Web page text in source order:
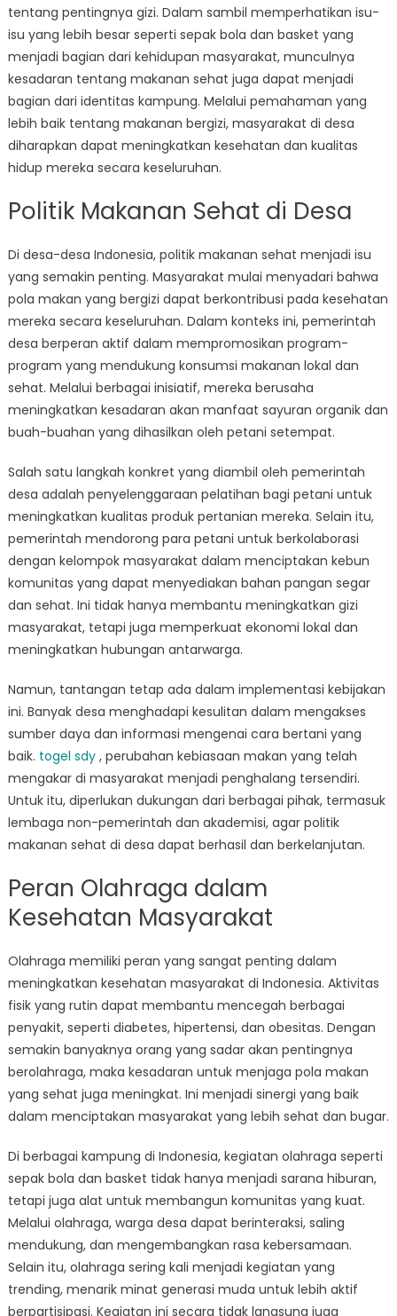
tentang pentingnya gizi. Dalam sambil memperhatikan isu-
isu yang lebih besar seperti sepak bola dan basket yang
menjadi bagian dari kehidupan masyarakat, munculnya
kesadaran tentang makanan sehat juga dapat menjadi
bagian dari identitas kampung. Melalui pemahaman yang
lebih baik tentang makanan bergizi, masyarakat di desa
diharapkan dapat meningkatkan kesehatan dan kualitas
hidup mereka secara keseluruhan.
Politik Makanan Sehat di Desa
Di desa-desa Indonesia, politik makanan sehat menjadi isu
yang semakin penting. Masyarakat mulai menyadari bahwa
pola makan yang bergizi dapat berkontribusi pada kesehatan
mereka secara keseluruhan. Dalam konteks ini, pemerintah
desa berperan aktif dalam mempromosikan program-
program yang mendukung konsumsi makanan lokal dan
sehat. Melalui berbagai inisiatif, mereka berusaha
meningkatkan kesadaran akan manfaat sayuran organik dan
buah-buahan yang dihasilkan oleh petani setempat.
Salah satu langkah konkret yang diambil oleh pemerintah
desa adalah penyelenggaraan pelatihan bagi petani untuk
meningkatkan kualitas produk pertanian mereka. Selain itu,
pemerintah mendorong para petani untuk berkolaborasi
dengan kelompok masyarakat dalam menciptakan kebun
komunitas yang dapat menyediakan bahan pangan segar
dan sehat. Ini tidak hanya membantu meningkatkan gizi
masyarakat, tetapi juga memperkuat ekonomi lokal dan
meningkatkan hubungan antarwarga.
Namun, tantangan tetap ada dalam implementasi kebijakan
ini. Banyak desa menghadapi kesulitan dalam mengakses
sumber daya dan informasi mengenai cara bertani yang
baik. togel sdy, perubahan kebiasaan makan yang telah
mengakar di masyarakat menjadi penghalang tersendiri.
Untuk itu, diperlukan dukungan dari berbagai pihak, termasuk
lembaga non-pemerintah dan akademisi, agar politik
makanan sehat di desa dapat berhasil dan berkelanjutan.
Peran Olahraga dalam
Kesehatan Masyarakat
Olahraga memiliki peran yang sangat penting dalam
meningkatkan kesehatan masyarakat di Indonesia. Aktivitas
fisik yang rutin dapat membantu mencegah berbagai
penyakit, seperti diabetes, hipertensi, dan obesitas. Dengan
semakin banyaknya orang yang sadar akan pentingnya
berolahraga, maka kesadaran untuk menjaga pola makan
yang sehat juga meningkat. Ini menjadi sinergi yang baik
dalam menciptakan masyarakat yang lebih sehat dan bugar.
Di berbagai kampung di Indonesia, kegiatan olahraga seperti
sepak bola dan basket tidak hanya menjadi sarana hiburan,
tetapi juga alat untuk membangun komunitas yang kuat.
Melalui olahraga, warga desa dapat berinteraksi, saling
mendukung, dan mengembangkan rasa kebersamaan.
Selain itu, olahraga sering kali menjadi kegiatan yang
trending, menarik minat generasi muda untuk lebih aktif
berpartisipasi. Kegiatan ini secara tidak langsung juga